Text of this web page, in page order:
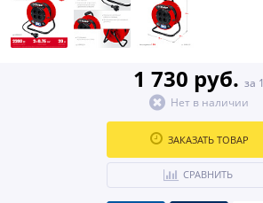
1 730 руб. за 1
Нет в наличии
ЗАКАЗАТЬ ТОВАР
СРАВНИТЬ